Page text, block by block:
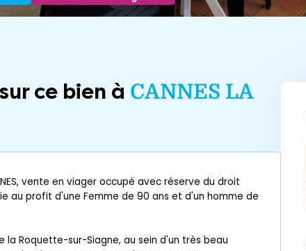
ce bien à CANNES LA
vente en viager occupé avec réserve du droit
au profit d'une Femme de 90 ans et d'un homme de
la Roquette-sur-Siagne, au sein d'un très beau